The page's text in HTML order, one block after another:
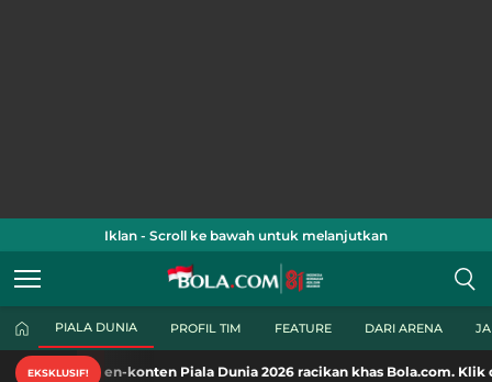
Iklan - Scroll ke bawah untuk melanjutkan
PIALA DUNIA PROFIL TIM FEATURE DARI ARENA
EKSKLUSIF!
konten Piala Dunia 2026 racikan khas Bola.com. Klik di sini!